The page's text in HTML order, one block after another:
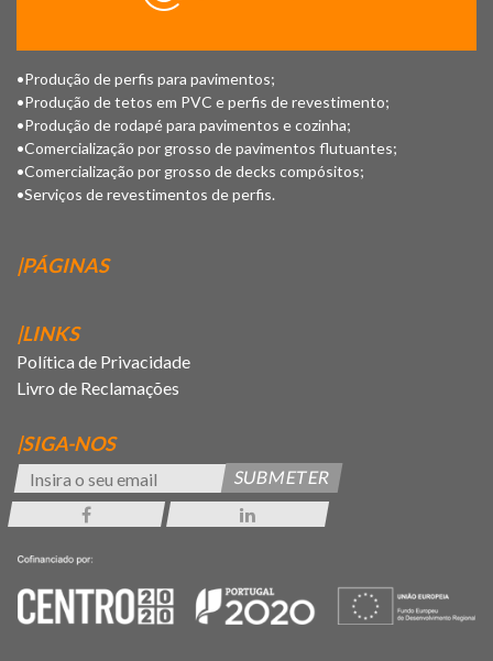
•Produção de perfis para pavimentos;
•Produção de tetos em PVC e perfis de revestimento;
•Produção de rodapé para pavimentos e cozinha;
•Comercialização por grosso de pavimentos flutuantes;
•Comercialização por grosso de decks compósitos;
•Serviços de revestimentos de perfis.
|PÁGINAS
|LINKS
Política de Privacidade
Livro de Reclamações
|SIGA-NOS
SUBMETER